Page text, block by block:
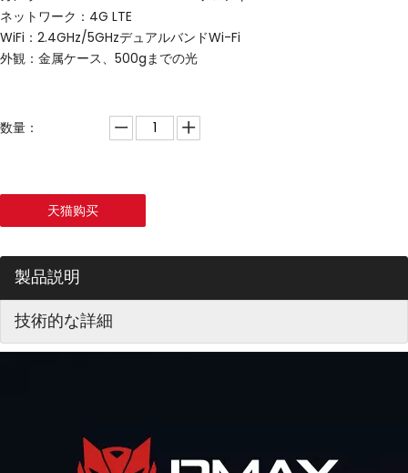
ネットワーク：4G LTE
WiFi：2.4GHz/5GHzデュアルバンドWi-Fi
外観：金属ケース、500gまでの光
数量：
天猫购买
製品説明
技術的な詳細